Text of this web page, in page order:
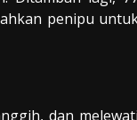
penipu
dan melewati